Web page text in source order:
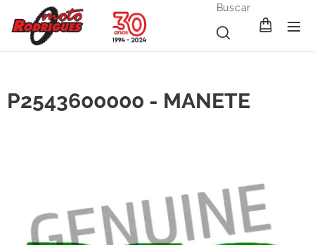
Buscar
P2543600000 - MANETE